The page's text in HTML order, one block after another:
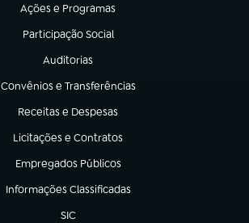
Ações e Programas
(abre em nova aba)
Participação Social
(abre em nova aba)
Auditorias
(abre em nova aba)
Convênios e Transferências
(abre em nova aba)
Receitas e Despesas
(abre em nova aba)
Licitações e Contratos
(abre em nova aba)
Empregados Públicos
(abre em nova aba)
Informações Classificadas
(abre em nova aba)
SIC
(abre em nova aba)